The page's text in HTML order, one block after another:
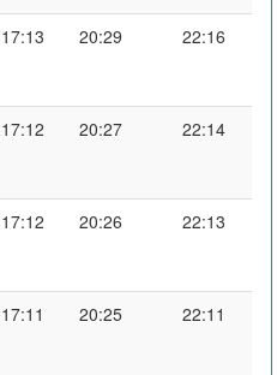
17:13 20:29 22:16
17:12 20:27 22:14
17:12 20:26 22:13
17:11 20:25 22:11